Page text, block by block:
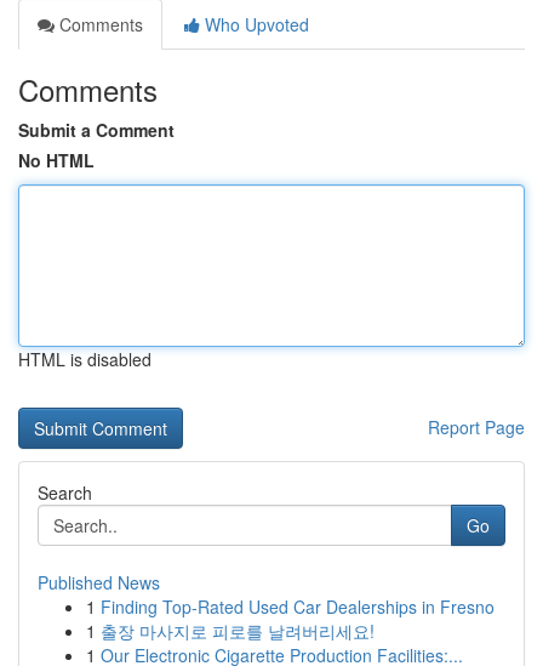
Comments
Who Upvoted
Comments
Submit a Comment
No HTML
HTML is disabled
Report Page
Search
Go
Published News
1 Finding Top-Rated Used Car Dealerships in Fresno
1 출장 마사지로 피로를 날려버리세요!
1 Our Electronic Cigarette Production Facilities:...